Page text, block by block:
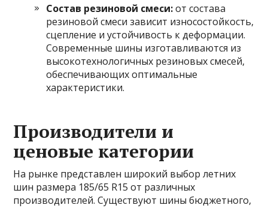
Состав резиновой смеси:от состава
резиновой смеси зависит износостойкость,
сцепление и устойчивость к деформации.
Современные шины изготавливаются из
высокотехнологичных резиновых смесей,
обеспечивающих оптимальные
характеристики.
Производители и
ценовые категории
На рынке представлен широкий выбор летних
шин размера 185/65 R15 от различных
производителей. Существуют шины бюджетного,